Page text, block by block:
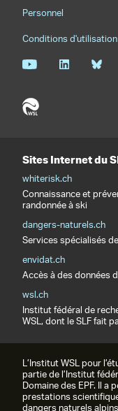
Personnel
Conditions d'utilisation
Sites Internet du
whiterisk.ch
Connaissance et
randonnée à ski
dangers-naturels.ch
Services spécialisés
envidat.ch
Accès à des données
wsl.ch
Institut fédéral de
WSL, dont le SLF fait
L’Institut WSL pour
partie de l’Institut
Domaine des EPF. Il a
prestations